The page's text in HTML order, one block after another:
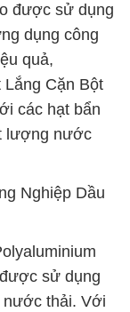
được sử dụng
dụng công
quả,
Lắng Cặn Bột
các hạt bẩn
lượng nước
Nghiệp Dầu
sử dụng
nước thải. Với